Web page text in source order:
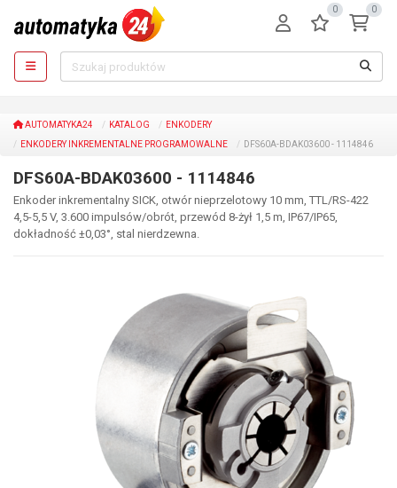
0 0
AUTOMATYKA24 KATALOG
ENKODERY
ENKODERY INKREMENTALNE PROGRAMOWALNE
DFS60A-BDAK03600 - 1114846
DFS60A-BDAK03600 - 1114846
Enkoder inkrementalny SICK, otwór nieprzelotowy 10 mm, TTL/RS-422
4,5-5,5 V, 3.600 impulsów/obrót, przewód 8-żył 1,5 m, IP67/IP65,
dokładność ±0,03°, stal nierdzewna.